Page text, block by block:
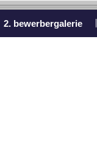
2. bewerbergalerie